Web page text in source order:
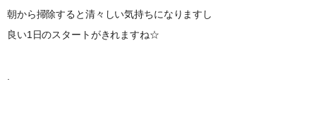
朝から掃除すると清々しい気持ちになりますし
良い1日のスタートがきれますね☆